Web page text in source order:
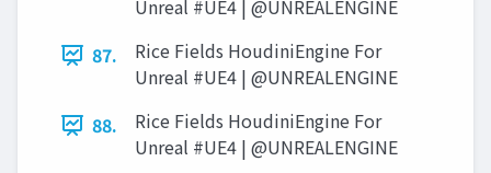
Unreal #UE4 | @UNREALENGINE
87.
Rice Fields HoudiniEngine For
Unreal #UE4 | @UNREALENGINE
88.
Rice Fields HoudiniEngine For
Unreal #UE4 | @UNREALENGINE